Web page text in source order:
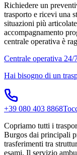
Richiedere un
trasporto e ricevi una
situazioni più
accompagnamento
centrale operativa è
Centrale operativa 24/
Hai bisogno di un
+39 080 403 8868
Copriamo tutti i
Burgos dai principali
trasferimenti tra
esami. Il servizio